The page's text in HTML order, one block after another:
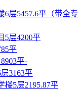
层5457.6平（带全专
5层4200平
平
平·
3163平
楼5层2195.87平